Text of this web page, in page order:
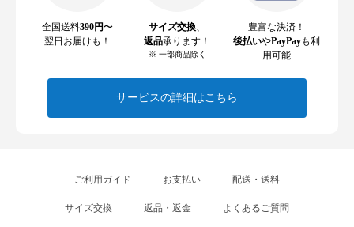
全国送料390円〜
翌日お届けも！
サイズ交換
返品承ります！
※ 一部商品除く
豊富な決済！
後払いやPayPayも利
用可能
サービスの詳細はこちら
ご利用ガイド お支払い 配送・送料
サイズ交換 返品・返金 よくあるご質問